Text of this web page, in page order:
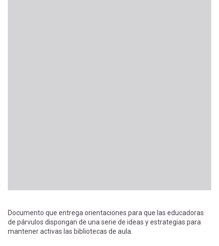
Documento que entrega orientaciones para que las educadoras
de párvulos dispongan de una serie de ideas y estrategias para
mantener activas las bibliotecas de aula.